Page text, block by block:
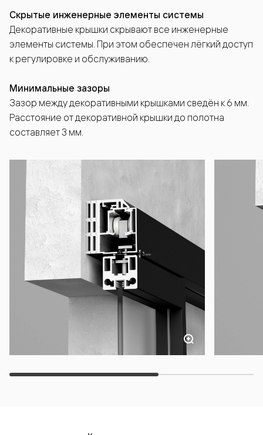
Скрытые инженерные элементы системы
Декоративные крышки скрывают все инженерные
элементы системы. При этом обеспечен лёгкий доступ
к регулировке и обслуживанию.
Минимальные зазоры
Зазор между декоративными крышками сведён к 6 мм.
Расстояние от декоративной крышки до полотна
составляет 3 мм.